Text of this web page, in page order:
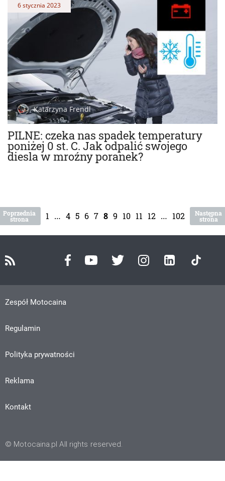
PILNE: czeka nas spadek temperatury
poniżej 0 st. C. Jak odpalić swojego
diesla w mroźny poranek?
6 stycznia 2023
Katarzyna Frendl
Poprzednia
strona 1 … 4 5 6 7 8 9 10 11 12 … 102 Następna
strona
Zespół Motocaina
Regulamin
Polityka prywatności
Reklama
Kontakt
© Motocaina.pl All rights reserved.